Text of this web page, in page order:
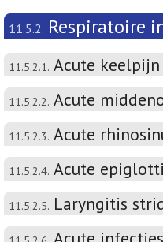
11.5.2. Respiratoire
11.5.2.1. Acute keelpijn
11.5.2.2. Acute
11.5.2.3. Acute
11.5.2.4. Acute
11.5.2.5. Laryngitis